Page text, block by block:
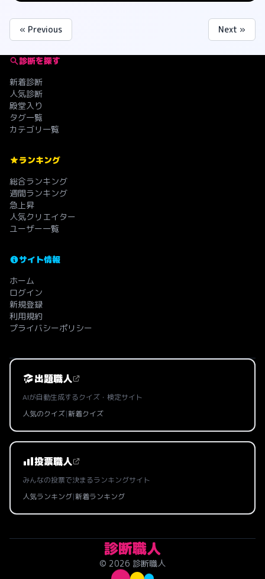
« Previous Next »
診断を探す
新着診断
人気診断
殿堂入り
タグ一覧
カテゴリ一覧
ランキング
総合ランキング
週間ランキング
急上昇
人気クリエイター
ユーザー一覧
サイト情報
ホーム
ログイン
新規登録
利用規約
プライバシーポリシー
出題職人
AIが自動生成するクイズ・検定サイト
人気のクイズ|新着クイズ
投票職人
みんなの投票で決まるランキングサイト
人気ランキング|新着ランキング
診断職人
© 2026 診断職人